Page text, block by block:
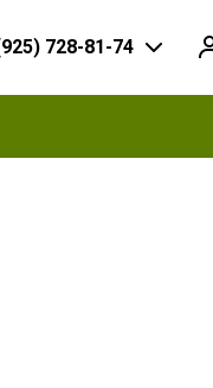
728-81-74